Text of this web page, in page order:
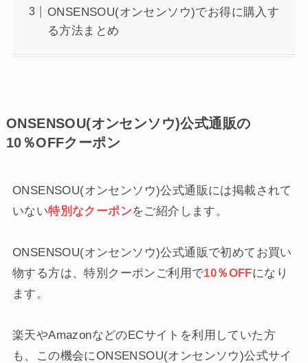
ONSENSOU(オンセンソウ)でお得に購入す
る方法まとめ
ONSENSOU(オンセンソウ)公式通販の
10％OFFクーポン
ONSENSOU(オンセンソウ)公式通販には掲載されて
いない特別なクーポンをご紹介します。
ONSENSOU(オンセンソウ)公式通販で初めてお買い
物する方は、特別クーポンご利用で10％OFFになり
ます。
楽天やAmazonなどのECサイトを利用していた方
も、この機会にONSENSOU(オンセンソウ)公式サイ